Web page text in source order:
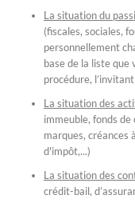
La situation du
(fiscales, sociales,
personnellement
base de la liste que
procédure,
La situation des
immeuble, fonds
marques, créances
d'impôt,...)
La situation des
crédit-bail,